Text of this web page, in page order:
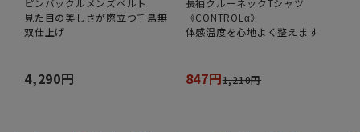
ピンバックルメンズベルト
見た目の美しさが際立つ千鳥無
双仕上げ
4,290円
長袖クルーネックTシャツ
《CONTROLα》
体感温度を心地よく整えます
847円1,210円